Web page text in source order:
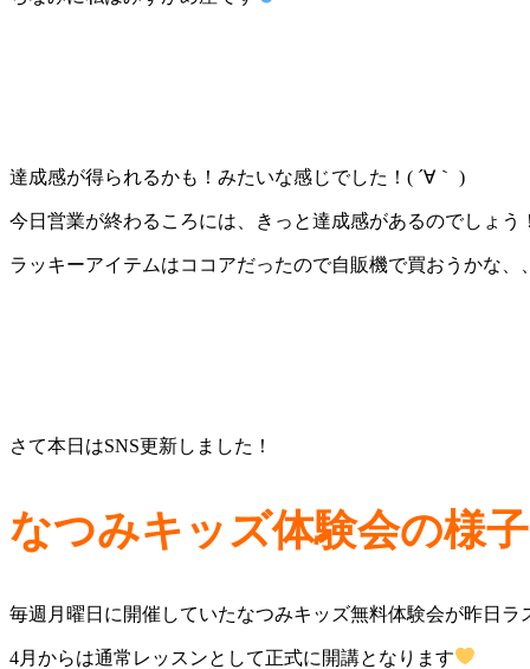
達成感が得られるかも！みたいな感じでした！( ´∀｀ )
今日営業が終わるころには、きっと達成感があるのでしょう
ラッキーアイテムはココアだったので自販機で買おうかな、
さて本日はSNS更新しました！
なつみキッズ体験会の様子
毎週月曜日に開催していたなつみキッズ無料体験会が昨日ラ
4月からは通常レッスンとして正式に開講となります